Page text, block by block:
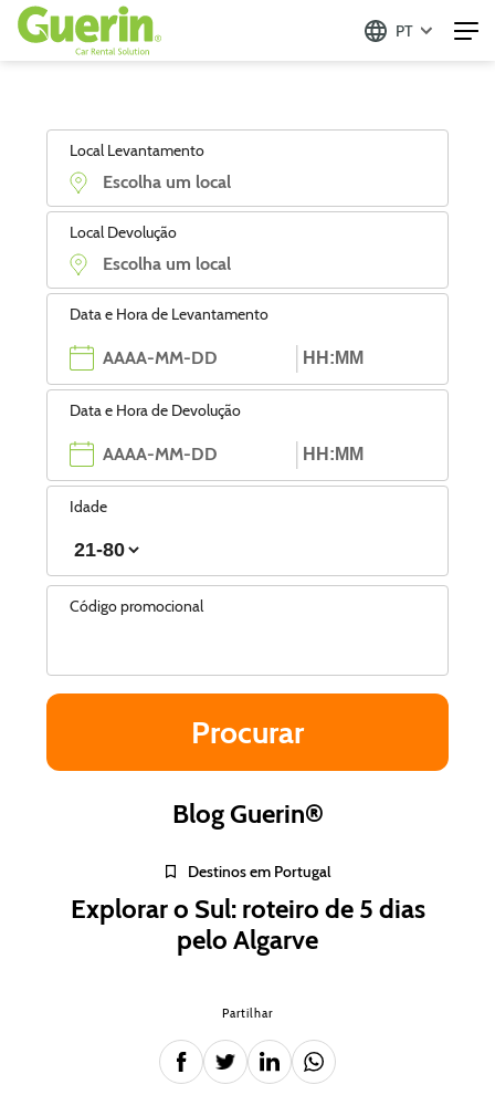
PT
Local Levantamento
Local Devolução
Data e Hora de Levantamento
Data e Hora de Devolução
Idade
Código promocional
Blog Guerin®
Destinos em Portugal
Explorar o Sul: roteiro de 5 dias
pelo Algarve
Partilhar